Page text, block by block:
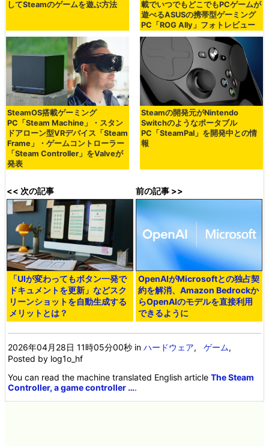
してSteamのゲームを遊ぶ方法
載でいつでもどこでもPCゲームが
遊べるASUSの携帯型ゲーミング
PC「ROG Ally」フォトレビュー
SteamOS搭載ゲーミング
PC「Steam Machine」・スタン
ドアローン型VRデバイス「Steam
Frame」・ゲームコントローラー
「Steam Controller」をValveが
発表
Steamの開発元がNintendo
Switchのようなポータブル
PC「SteamPal」を開発中との情
報
<< 次の記事
「UIが変わってもボタン一発で
ドキュメントを更新」などスク
リーンショットを自動生成する
メリットとは？
前の記事 >>
OpenAIがMicrosoftとの独占契
約を解消、Amazon Bedrockか
らOpenAIのモデルを直接利用
できるように
2026年04月28日 11時05分00秒 inハードウェア,ゲーム,
Posted by log1o_hf
You can read the machine translated English articleThe Steam
Controller, a game controller ….